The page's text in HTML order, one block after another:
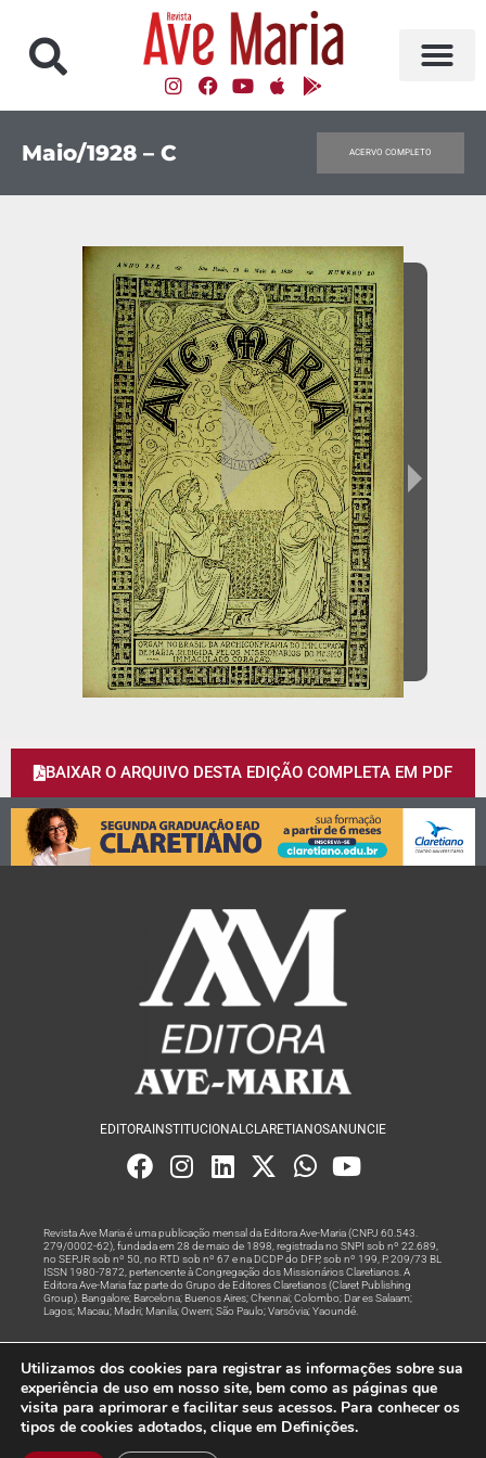
Maio/1928 – C ACERVO COMPLETO
BAIXAR O ARQUIVO DESTA EDIÇÃO COMPLETA EM PDF
EDITORA INSTITUCIONALCLARETIANOSANUNCIE
Revista Ave Maria é uma publicação mensal da Editora Ave-Maria (CNPJ 60.543.
279/0002-62), fundada em 28 de maio de 1898, registrada no SNPI sob nº 22.689,
no SEPJR sob nº 50, no RTD sob nº 67 e na DCDP do DFP, sob nº 199, P. 209/73 BL
ISSN 1980-7872, pertencente à Congregação dos Missionários Claretianos. A
Editora Ave-Maria faz parte do Grupo de Editores Claretianos (Claret Publishing
Group). Bangalore; Barcelona; Buenos Aires; Chennai; Colombo; Dar es Salaam;
Lagos; Macau; Madri; Manila; Owerri; São Paulo; Varsóvia; Yaoundé.
Rede
© Todos os Direitos Reservados
Utilizamos dos cookies para registrar as informações sobre sua
experiência de uso em nosso site, bem como as páginas que
visita para aprimorar e facilitar seus acessos. Para conhecer os
tipos de cookies adotados, clique em Definições.